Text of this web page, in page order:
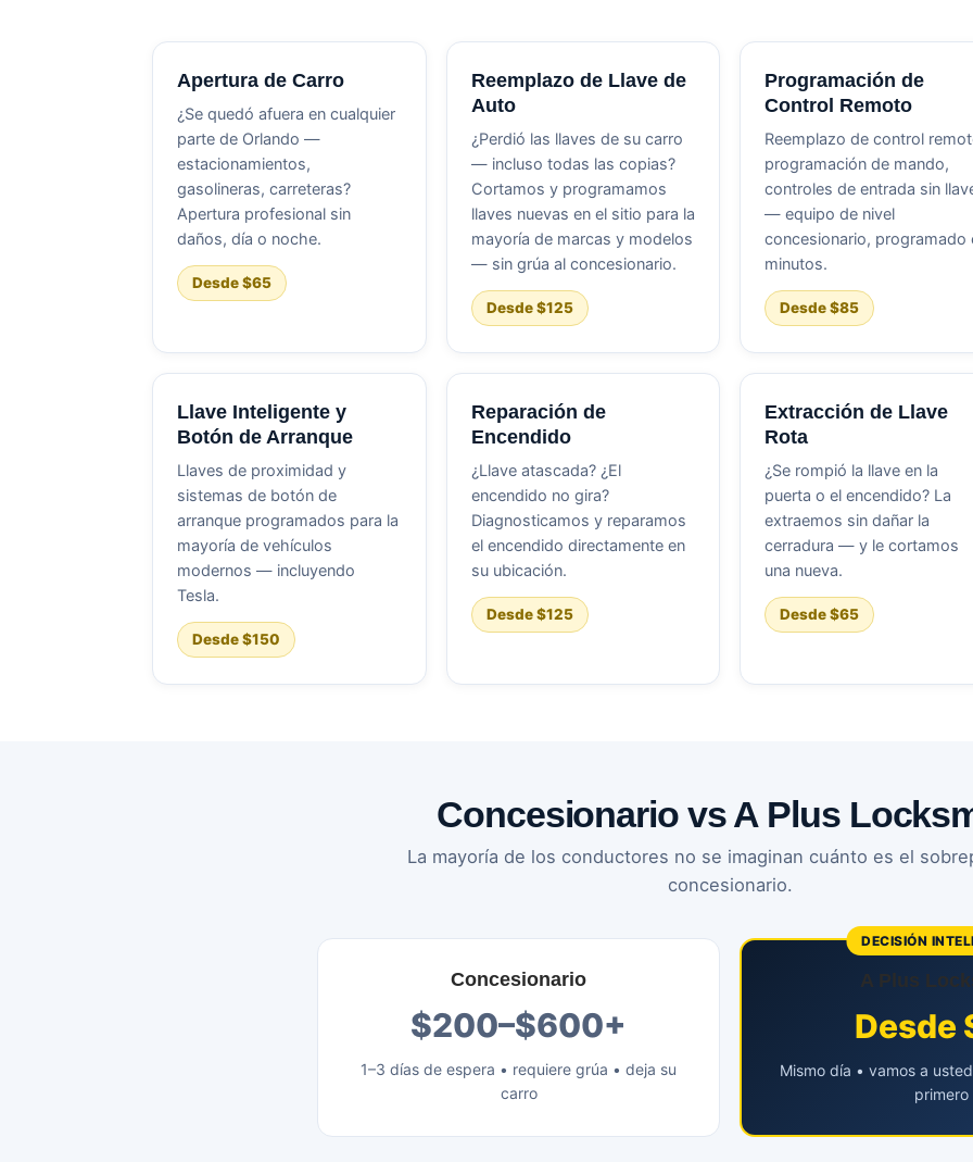
Apertura de Carro
¿Se quedó afuera en cualquier
parte de Orlando —
estacionamientos,
gasolineras, carreteras?
Apertura profesional sin
daños, día o noche.
Desde $65
Reemplazo de Llave de
Auto
¿Perdió las llaves de su carro
— incluso todas las copias?
Cortamos y programamos
llaves nuevas en el sitio para la
mayoría de marcas y modelos
— sin grúa al concesionario.
Desde $125
Programación de
Control Remoto
Reemplazo de control
programación de mando,
controles de entrada sin
— equipo de nivel
concesionario, programado
minutos.
Desde $85
Llave Inteligente y
Botón de Arranque
Llaves de proximidad y
sistemas de botón de
arranque programados para la
mayoría de vehículos
modernos — incluyendo
Tesla.
Desde $150
Reparación de
Encendido
¿Llave atascada? ¿El
encendido no gira?
Diagnosticamos y reparamos
el encendido directamente en
su ubicación.
Desde $125
Extracción de Llave
Rota
¿Se rompió la llave en la
puerta o el encendido? La
extraemos sin dañar la
cerradura — y le cortamos
una nueva.
Desde $65
Concesionario vs A Plus
La mayoría de los conductores no se imaginan cuánto es el
concesionario.
Concesionario
$200–$600+
1–3 días de espera • requiere grúa • deja su
carro
DECISIÓN
A Plus
Desde
Mismo día • vamos a
primero